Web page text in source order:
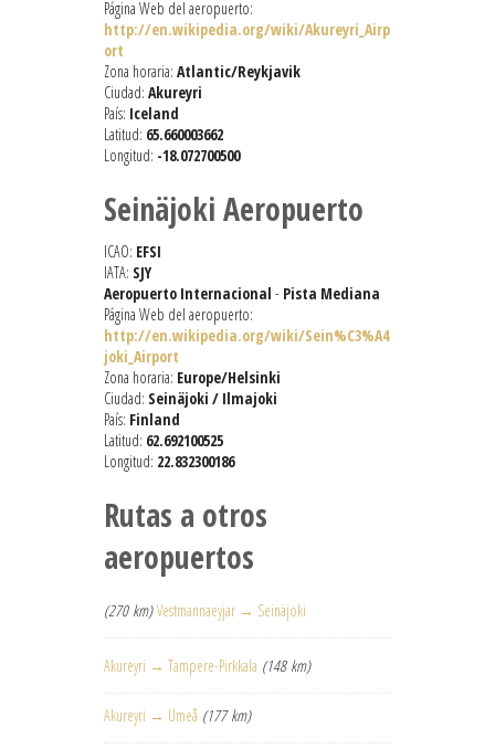
Página Web del aeropuerto:
http://en.wikipedia.org/wiki/Akureyri_Airp
ort
Zona horaria: Atlantic/Reykjavik
Ciudad: Akureyri
País: Iceland
Latitud: 65.660003662
Longitud: -18.072700500
Seinäjoki Aeropuerto
ICAO: EFSI
IATA: SJY
Aeropuerto Internacional - Pista Mediana
Página Web del aeropuerto:
http://en.wikipedia.org/wiki/Sein%C3%A4
joki_Airport
Zona horaria: Europe/Helsinki
Ciudad: Seinäjoki / Ilmajoki
País: Finland
Latitud: 62.692100525
Longitud: 22.832300186
Rutas a otros
aeropuertos
(270 km) Vestmannaeyjar → Seinäjoki
Akureyri → Tampere-Pirkkala (148 km)
Akureyri → Umeå (177 km)